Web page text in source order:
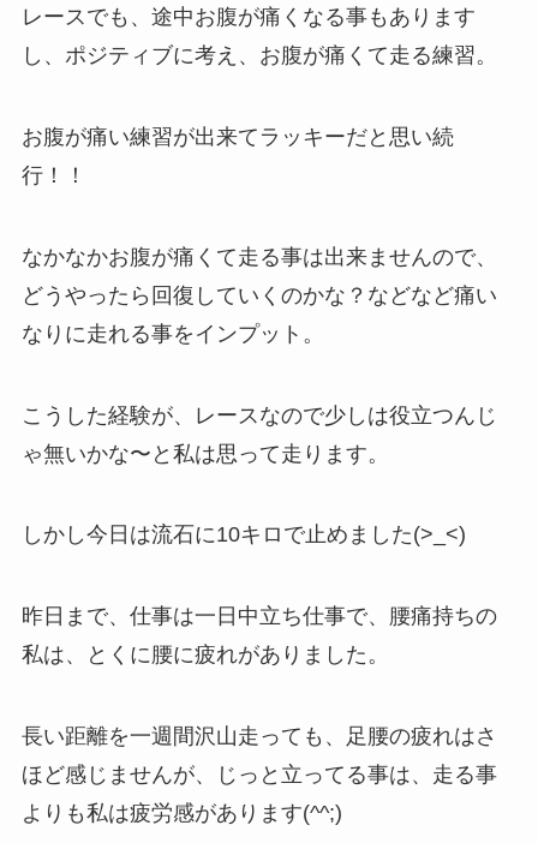
レースでも、途中お腹が痛くなる事もあります
し、ポジティブに考え、お腹が痛くて走る練習。
お腹が痛い練習が出来てラッキーだと思い続
行！！
なかなかお腹が痛くて走る事は出来ませんので、
どうやったら回復していくのかな？などなど痛い
なりに走れる事をインプット。
こうした経験が、レースなので少しは役立つんじ
ゃ無いかな〜と私は思って走ります。
しかし今日は流石に10キロで止めました(>_<)
昨日まで、仕事は一日中立ち仕事で、腰痛持ちの
私は、とくに腰に疲れがありました。
長い距離を一週間沢山走っても、足腰の疲れはさ
ほど感じませんが、じっと立ってる事は、走る事
よりも私は疲労感があります(^^;)